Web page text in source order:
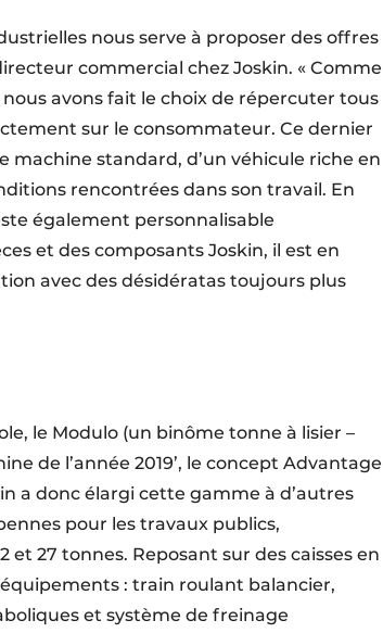
nous serve à proposer des offres
commercial chez Joskin. « Comme
avons fait le choix de répercuter tous
sur le consommateur. Ce dernier
machine standard, d’un véhicule riche en
rencontrées dans son travail. En
également personnalisable
et des composants Joskin, il est en
avec des désidératas toujours plus
le Modulo (un binôme tonne à lisier –
de l’année 2019’, le concept Advantage
a donc élargi cette gamme à d’autres
pour les travaux publics,
et 27 tonnes. Reposant sur des caisses en
: train roulant balancier,
et système de freinage